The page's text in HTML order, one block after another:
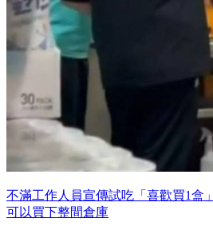
不滿工作人員宣傳試吃「喜歡買1盒
可以買下整間倉庫